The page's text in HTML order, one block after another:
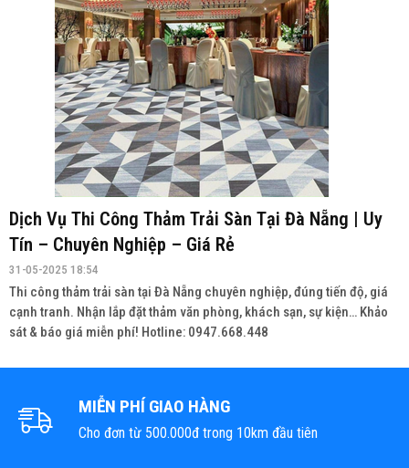
Dịch Vụ Thi Công Thảm Trải Sàn Tại Đà Nẵng | Uy
Tín – Chuyên Nghiệp – Giá Rẻ
31-05-2025 18:54
Thi công thảm trải sàn tại Đà Nẵng chuyên nghiệp, đúng tiến độ, giá
cạnh tranh. Nhận lắp đặt thảm văn phòng, khách sạn, sự kiện… Khảo
sát & báo giá miễn phí! Hotline: 0947.668.448
MIỄN PHÍ GIAO HÀNG
Cho đơn từ 500.000đ trong 10km đầu tiên